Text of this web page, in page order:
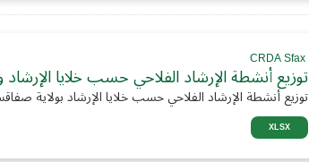
توزيع أنشطة الإرشاد الفلاحي حسب خلايا
توزيع أنشطة الإرشاد الفلاحي حسب خلايا الإرشاد
XLSX